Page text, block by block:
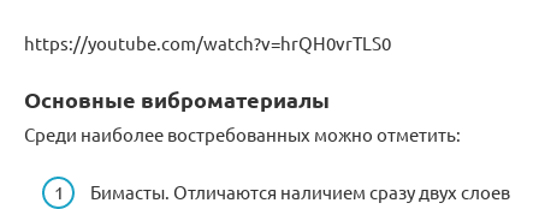
https://youtube.com/watch?v=hrQH0vrTLS0
Основные виброматериалы
Среди наиболее востребованных можно отметить:
Бимасты. Отличаются наличием сразу двух слоев